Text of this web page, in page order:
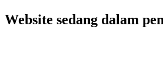
Website sedang dalam